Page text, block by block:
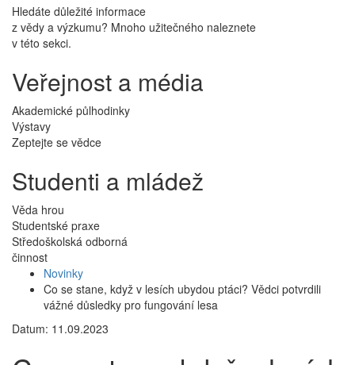
Hledáte důležité informace
z vědy a výzkumu? Mnoho užitečného naleznete
v této sekci.
Veřejnost a média
Akademické půlhodinky
Výstavy
Zeptejte se vědce
Studenti a mládež
Věda hrou
Studentské praxe
Středoškolská odborná
činnost
Novinky
Co se stane, když v lesích ubydou ptáci? Vědci potvrdili
vážné důsledky pro fungování lesa
Datum: 11.09.2023